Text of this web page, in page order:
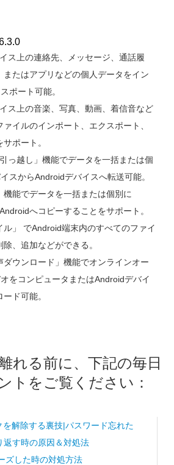
ス上の連絡先、メッセージ、通話履
またはアプリなどの個人データをイン
ポート可能。
ス上の音楽、写真、動画、着信音など
イルのインポート、エクスポート、
ポート。
引っ越し」機能でデータを一括または個
スからAndroidデバイスへ転送可能。
機能でデータを一括または個別に
へコピーすることをサポート。
ル」 でAndroid端末内のすべてのファイ
除、追加などができる。
ダウンロード」機能でオンラインオー
をコンピュータまたはAndroidデバイ
ド可能。
れる前に、下記の毎日
トをご覧ください：
を解除する裏技|パスワード忘れた
返す時の原因＆対処法
ズした時の対処方法